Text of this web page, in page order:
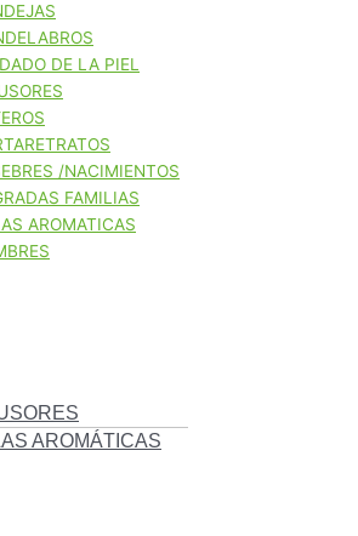
DE LA PIEL
/NACIMIENTOS
FAMILIAS
AROMATICAS
AROMÁTICAS